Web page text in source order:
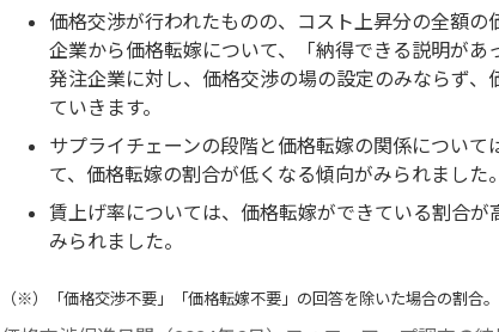
価格交渉が行われたものの、コスト上昇分の全額
企業から価格転嫁について、「納得できる説明が
発注企業に対し、価格交渉の場の設定のみならず
ていきます。
サプライチェーンの段階と価格転嫁の関係につい
て、価格転嫁の割合が低くなる傾向がみられました。
賃上げ率については、価格転嫁ができている割合
みられました。
（※）「価格交渉不要」「価格転嫁不要」の回答を除いた場合の割合。